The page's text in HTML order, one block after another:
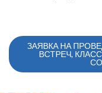
ЗАЯВКА НА
ВСТРЕЧ,